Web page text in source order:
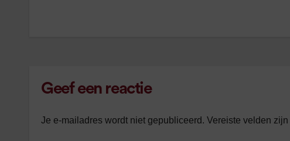
Geef een reactie
Je e-mailadres wordt niet gepubliceerd. Vereiste velden